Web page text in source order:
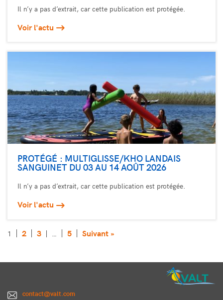
Il n’y a pas d’extrait, car cette publication est protégée.
Voir l'actu
PROTÉGÉ : MULTIGLISSE/KHO LANDAIS
SANGUINET DU 03 AU 14 AOÛT 2026
Il n’y a pas d’extrait, car cette publication est protégée.
Voir l'actu
1 2 3 5 Suivant »
contact@valt.com